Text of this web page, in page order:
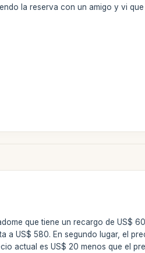
la reserva con un amigo y vi
que tiene un recargo de US$
a US$ 580. En segundo lugar, el
actual es US$ 20 menos que el